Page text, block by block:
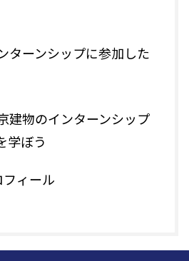
ターンシップに参加した
建物のインターンシップ
学ぼう
ィール